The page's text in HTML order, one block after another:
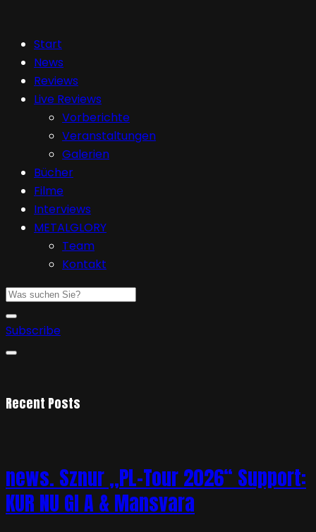
Start
News
Reviews
Live Reviews
Vorberichte
Veranstaltungen
Galerien
Bücher
Filme
Interviews
METALGLORY
Team
Kontakt
Subscribe
Recent Posts
news. Sznur „PL-Tour 2026“ Support:
KUR NU GI A & Mansvara